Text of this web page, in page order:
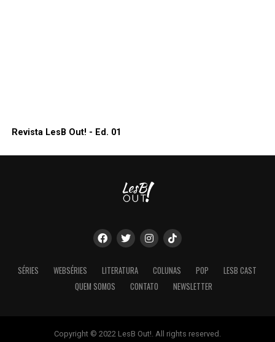
Revista LesB Out! - Ed. 01
SÉRIES WEBSÉRIES LITERATURA COLUNAS POP
LESB CAST
QUEM SOMOS
CONTATO NEWSLETTER
Copyright © 2022 LesB Out!. All rights reserved.